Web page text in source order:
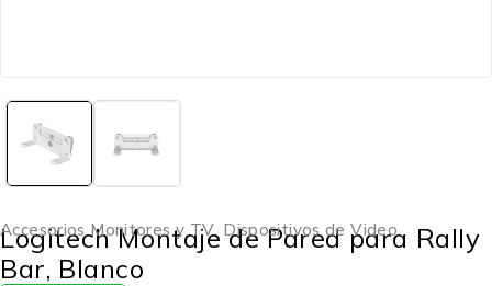
Accesorios Monitores y TV, Dispositivos de Video
Logitech Montaje de Pared para Rally
Bar, Blanco